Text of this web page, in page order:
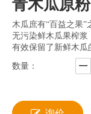
青木瓜原粉
木瓜庶有“百益之果
无污染鲜木瓜果榨浆
有效保留了新鲜木瓜
数量：